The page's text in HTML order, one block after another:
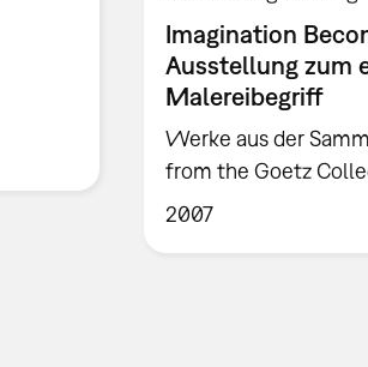
Imagination
Ausstellung zum
Malereibegriff
Werke aus der
from the Goetz
2007